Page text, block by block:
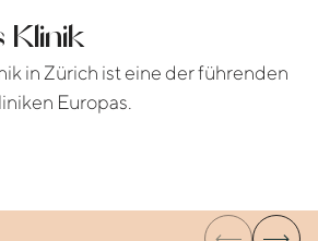
Klinik
in Zürich ist eine der führenden
Europas.